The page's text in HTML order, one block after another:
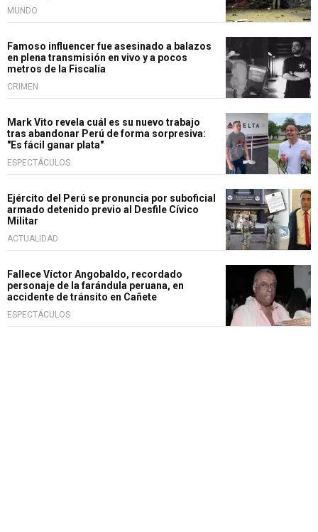
MUNDO
Famoso influencer fue asesinado a balazos
en plena transmisión en vivo y a pocos
metros de la Fiscalía
CRIMEN
Mark Vito revela cuál es su nuevo trabajo
tras abandonar Perú de forma sorpresiva:
"Es fácil ganar plata"
ESPECTÁCULOS
Ejército del Perú se pronuncia por suboficial
armado detenido previo al Desfile Cívico
Militar
ACTUALIDAD
Fallece Víctor Angobaldo, recordado
personaje de la farándula peruana, en
accidente de tránsito en Cañete
ESPECTÁCULOS